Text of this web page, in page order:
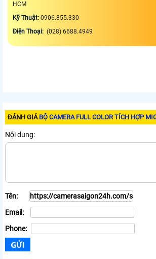
HCM
Kỹ Thuật: 0906.855.330
Điện Thoại: (028) 6688.4949
ĐÁNH GIÁ BỘ CAMERA FULL COLOR TÍCH HỢP
Nội dung:
Tên:
Email:
Phone: